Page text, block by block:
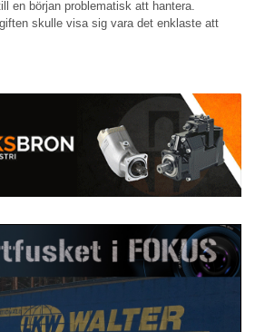
en början problematisk att hantera.
skulle visa sig vara det enklaste att